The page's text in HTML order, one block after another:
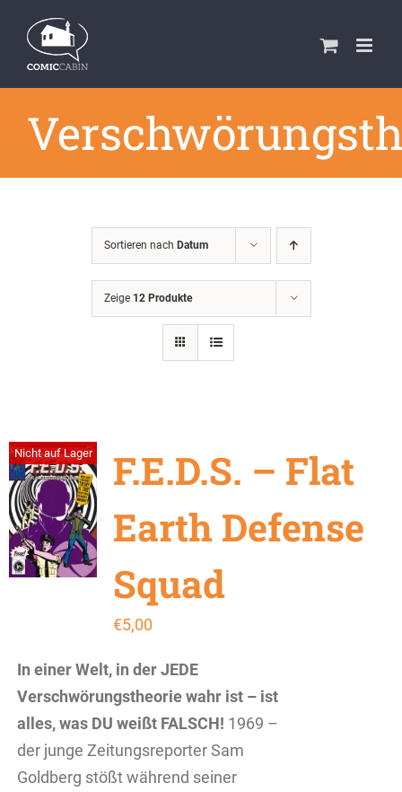
Inhalt
springen
Sortieren nach Datum
Zeige 12 Produkte
Nicht auf Lager
F.E.D.S. – Flat
Earth Defense
Squad
€5,00
In einer Welt, in der JEDE
Verschwörungstheorie wahr ist – ist
alles, was DU weißt FALSCH! 1969 –
der junge Zeitungsreporter Sam
Goldberg stößt während seiner